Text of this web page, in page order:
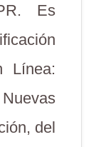
Es
Línea:
del